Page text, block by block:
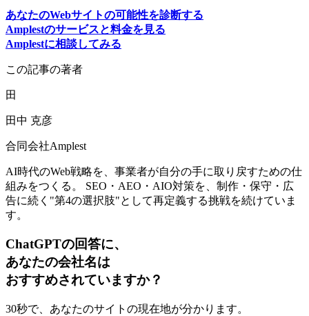
あなたのWebサイトの可能性を診断する
Amplestのサービスと料金を見る
Amplestに相談してみる
この記事の著者
田
田中 克彦
合同会社Amplest
AI時代のWeb戦略を、事業者が自分の手に取り戻すための仕
組みをつくる。 SEO・AEO・AIO対策を、制作・保守・広
告に続く"第4の選択肢"として再定義する挑戦を続けていま
す。
ChatGPTの回答に、
あなたの会社名は
おすすめされていますか？
30秒で、あなたのサイトの現在地が分かります。